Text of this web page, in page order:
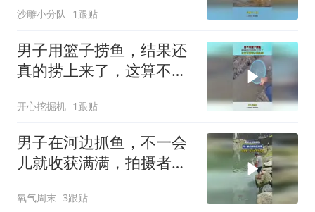
沙雕小分队 1跟贴
男子用篮子捞鱼，结果还
真的捞上来了，这算不算
开心挖掘机 1跟贴
男子在河边抓鱼，不一会
儿就收获满满，拍摄者：
氧气周末 3跟贴